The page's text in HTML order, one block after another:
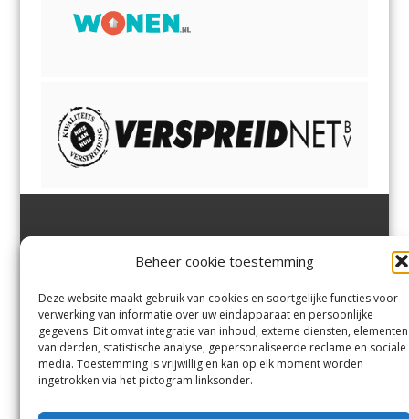
Beheer cookie toestemming
Deze website maakt gebruik van cookies en soortgelijke functies voor
verwerking van informatie over uw eindapparaat en persoonlijke
gegevens. Dit omvat integratie van inhoud, externe diensten, elementen
van derden, statistische analyse, gepersonaliseerde reclame en sociale
media. Toestemming is vrijwillig en kan op elk moment worden
ingetrokken via het pictogram linksonder.
Margadantstraat 34
0255-533900
info@jutter.nlofinfo@hofgee
st.nl
Velserbroek,Velsen-Zuid,
Zuid,Driehuisen
Spaarnwoude.
Contact
Andere uitgaven